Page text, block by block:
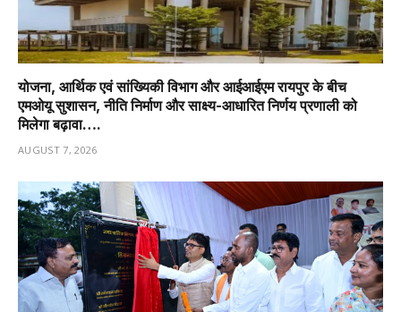
योजना, आर्थिक एवं सांख्यिकी विभाग और आईआईएम रायपुर के बीच
एमओयू सुशासन, नीति निर्माण और साक्ष्य-आधारित निर्णय प्रणाली को
मिलेगा बढ़ावा….
AUGUST 7, 2026